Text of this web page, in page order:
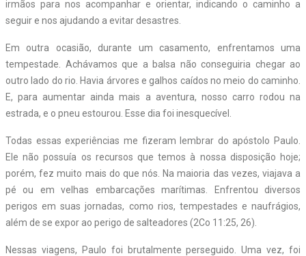
irmãos para nos acompanhar e orientar, indicando o caminho a
seguir e nos ajudando a evitar desastres.
Em outra ocasião, durante um casamento, enfrentamos uma
tempestade. Achávamos que a balsa não conseguiria chegar ao
outro lado do rio. Havia árvores e galhos caídos no meio do caminho.
E, para aumentar ainda mais a aventura, nosso carro rodou na
estrada, e o pneu estourou. Esse dia foi inesquecível.
Todas essas experiências me fizeram lembrar do apóstolo Paulo.
Ele não possuía os recursos que temos à nossa disposição hoje;
porém, fez muito mais do que nós. Na maioria das vezes, viajava a
pé ou em velhas embarcações marítimas. Enfrentou diversos
perigos em suas jornadas, como rios, tempestades e naufrágios,
além de se expor ao perigo de salteadores (2Co 11:25, 26).
Nessas viagens, Paulo foi brutalmente perseguido. Uma vez, foi